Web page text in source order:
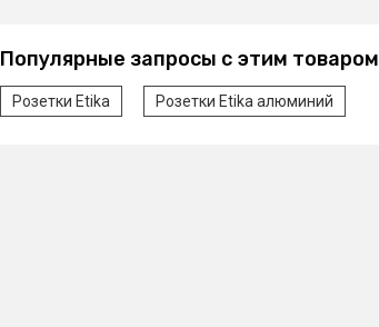
Популярные запросы с этим товаром
Розетки Etika Розетки Etika алюминий